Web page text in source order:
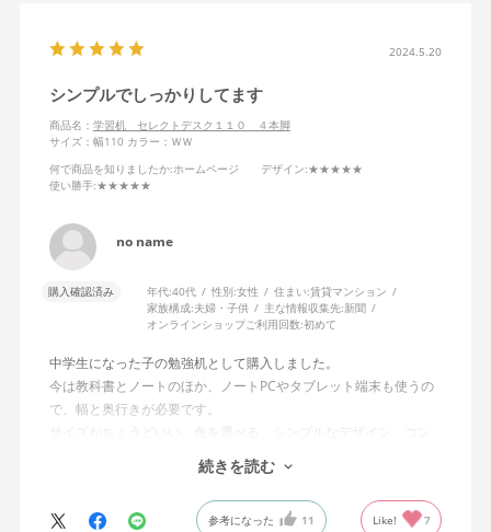
2024.5.20
シンプルでしっかりしてます
商品名： 学習机 セレクトデスク１１０ ４本脚
サイズ：幅110 カラー：ＷＷ
何で商品を知りましたか:ホームページ デザイン:★★★★★
使い勝手:★★★★★
no name
購入確認済み 年代:40代 性別:女性 住まい:賃貸マンション
家族構成:夫婦・子供 主な情報収集先:新聞
オンラインショップご利用回数:初めて
中学生になった子の勉強机として購入しました。
今は教科書とノートのほか、ノートPCやタブレット端末も使うの
で、幅と奥行きが必要です。
サイズがちょうどいい、色を選べる、シンプルなデザイン、コン
セント付きでケーブルを通す隙間がある、安っぽくない、という
ことで選びました。大満足です。
配送と組み立てのサービスも良かったです。
続きを読む
参考になった 11 Like! 7